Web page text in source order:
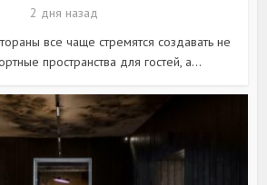
2 дня назад
все чаще стремятся создавать не
пространства для гостей, а...